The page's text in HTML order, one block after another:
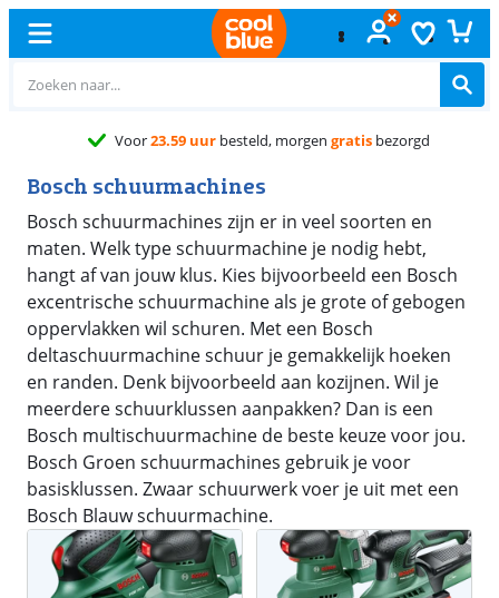
Voor23.59 uurbesteld, morgen gratisbezorgd
Bosch schuurmachines
Bosch schuurmachines zijn er in veel soorten en
maten. Welk type schuurmachine je nodig hebt,
hangt af van jouw klus. Kies bijvoorbeeld een Bosch
excentrische schuurmachine als je grote of gebogen
oppervlakken wil schuren. Met een Bosch
deltaschuurmachine schuur je gemakkelijk hoeken
en randen. Denk bijvoorbeeld aan kozijnen. Wil je
meerdere schuurklussen aanpakken? Dan is een
Bosch multischuurmachine de beste keuze voor jou.
Bosch Groen schuurmachines gebruik je voor
basisklussen. Zwaar schuurwerk voer je uit met een
Bosch Blauw schuurmachine.